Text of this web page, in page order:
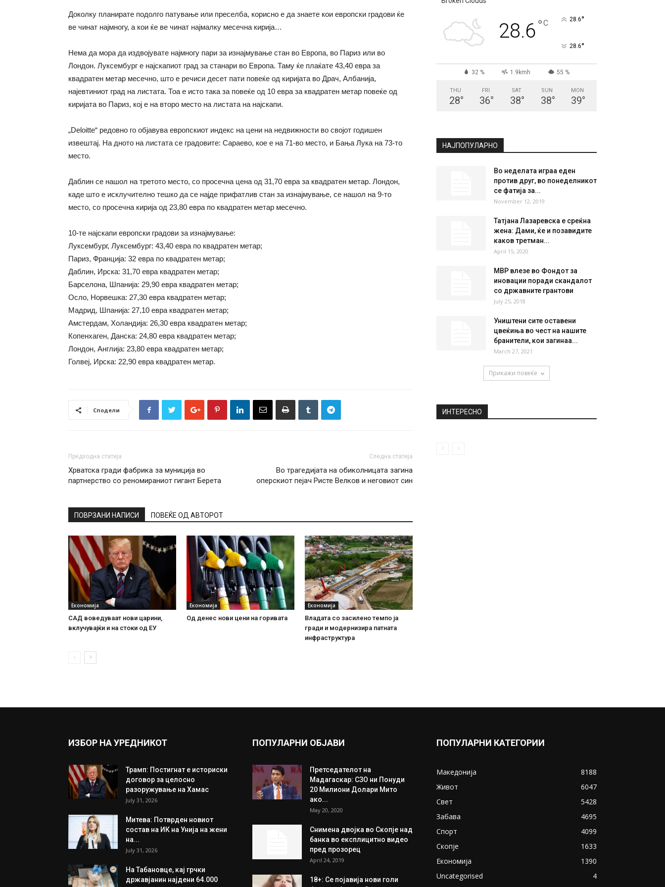
Доколку планирате подолго патување или преселба, корисно е да знаете кои европски градови ќе
ве чинат најмногу, а кои ќе ве чинат најмалку месечна кирија…
Нема да мора да издвојувате најмногу пари за изнајмување стан во Европа, во Париз или во
Лондон. Луксембург е најскапиот град за станари во Европа. Таму ќе плаќате 43,40 евра за
квадратен метар месечно, што е речиси десет пати повеќе од киријата во Драч, Албанија,
најевтиниот град на листата. Тоа е исто така за повеќе од 10 евра за квадратен метар повеќе од
киријата во Париз, кој е на второ место на листата на најскапи.
„Deloitte“ редовно го објавува европскиот индекс на цени на недвижности во својот годишен
извештај. На дното на листата се градовите: Сараево, кое е на 71-во место, и Бања Лука на 73-то
место.
Даблин се нашол на третото место, со просечна цена од 31,70 евра за квадратен метар. Лондон,
каде што е исклучително тешко да се најде прифатлив стан за изнајмување, се нашол на 9-то
место, со просечна кирија од 23,80 евра по квадратен метар месечно.
10-те најскапи европски градови за изнајмување:
Луксембург, Луксембург: 43,40 евра по квадратен метар;
Париз, Франција: 32 евра по квадратен метар;
Даблин, Ирска: 31,70 евра квадратен метар;
Барселона, Шпанија: 29,90 евра квадратен метар;
Осло, Норвешка: 27,30 евра квадратен метар;
Мадрид, Шпанија: 27,10 евра квадратен метар;
Амстердам, Холандија: 26,30 евра квадратен метар;
Копенхаген, Данска: 24,80 евра квадратен метар;
Лондон, Англија: 23,80 евра квадратен метар;
Голвеј, Ирска: 22,90 евра квадратен метар.
Сподели
Предходна статија
Хрватска гради фабрика за муниција во
партнерство со реномираниот гигант Берета
Следна статија
Во трагедијата на обиколницата загина
оперскиот пејач Ристе Велков и неговиот син
ПОВРЗАНИ НАПИСИ ПОВЕЌЕ ОД АВТОРОТ
Економија
САД воведуваат нови царини,
вклучувајќи и на стоки од ЕУ
Економија
Од денес нови цени на горивата
Економија
Владата со засилено темпо ја
гради и модернизира патната
инфраструктура
СКОПЈЕ
28.6
1.9kmh
° 38 ° 38° 39°
Во неделата играа еден
против друг, во понеделникот
се фатија за...
November 12, 2019
Татјана Лазаревска е среќна
жена: Дами, ќе и позавидите
каков третман...
April 15, 2020
July 25, 2018
ИЗБОР НА УРЕДНИКОТ
Трамп: Постигнат е историски
договор за целосно
разоружување на Хамас
July 31, 2026
Митева: Потврден новиот
состав на ИК на Унија на жени
на...
July 31, 2026
На Табановце, кај грчки
државјанин најдени 64.000
ПОПУЛАРНИ ОБЈАВИ
Претседателот на
Мадагаскар: СЗО ни Понуди
20 Милиони Долари Мито
ако...
May 20, 2020
Снимена двојка во Скопје над
банка во експлицитно видео
пред прозорец
April 24, 2019
18+: Се појавија нови голи
ПОПУЛАРНИ КАТЕГОРИИ
Македонија
8188
Живот
6047
Свет
5428
Забава
4695
Спорт
4099
Скопје
1633
Економија
1390
Uncategorised
4